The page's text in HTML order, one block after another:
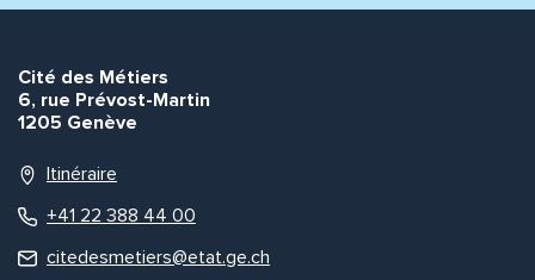
Cité des Métiers
6, rue Prévost-Martin
1205 Genève
Itinéraire
+41 22 388 44 00
citedesmetiers@etat.ge.ch